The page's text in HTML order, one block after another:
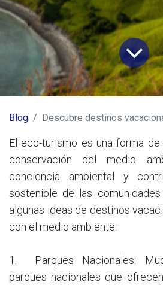
Blog Descubre destinos vacacionales
El eco-turismo es una forma
conservación del medio
conciencia ambiental y
sostenible de las
algunas ideas de destinos
con el medio ambiente:
1.
Parques Nacionales:
parques nacionales que